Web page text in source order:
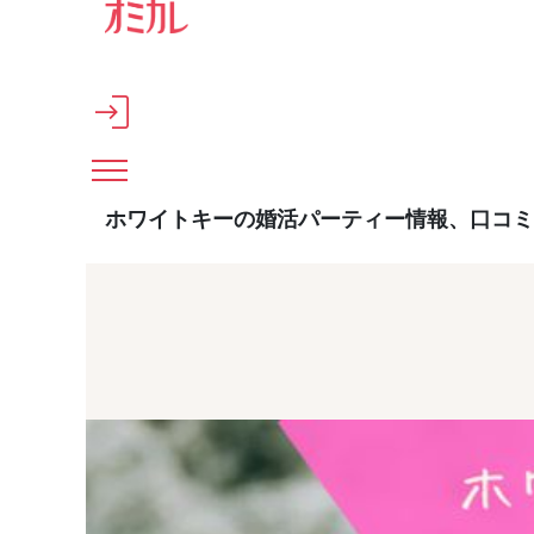
メインコンテンツへスキップ
ホワイトキーの婚活パーティー情報、口コ